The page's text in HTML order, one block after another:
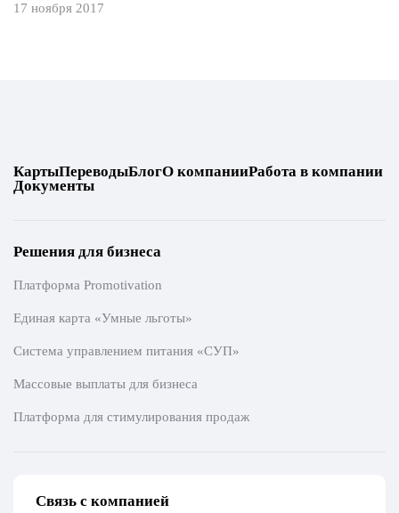
17 ноября 2017
КартыПереводыБлогО компанииРабота в компании
Документы
Решения для бизнеса
Платформа Promotivation
Единая карта «Умные льготы»
Система управлением питания «СУП»
Массовые выплаты для бизнеса
Платформа для стимулирования продаж
Связь с компанией